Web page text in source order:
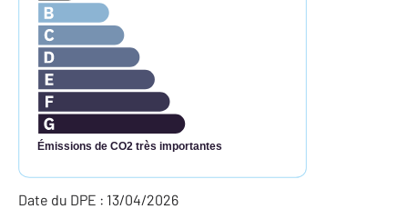
Émissions de CO2 très importantes
Date du DPE : 13/04/2026